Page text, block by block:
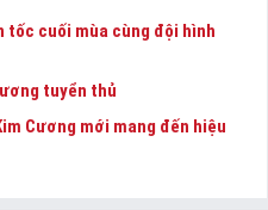
tốc cuối mùa cùng đội hình
tuyển thủ
Cương mới mang đến hiệu